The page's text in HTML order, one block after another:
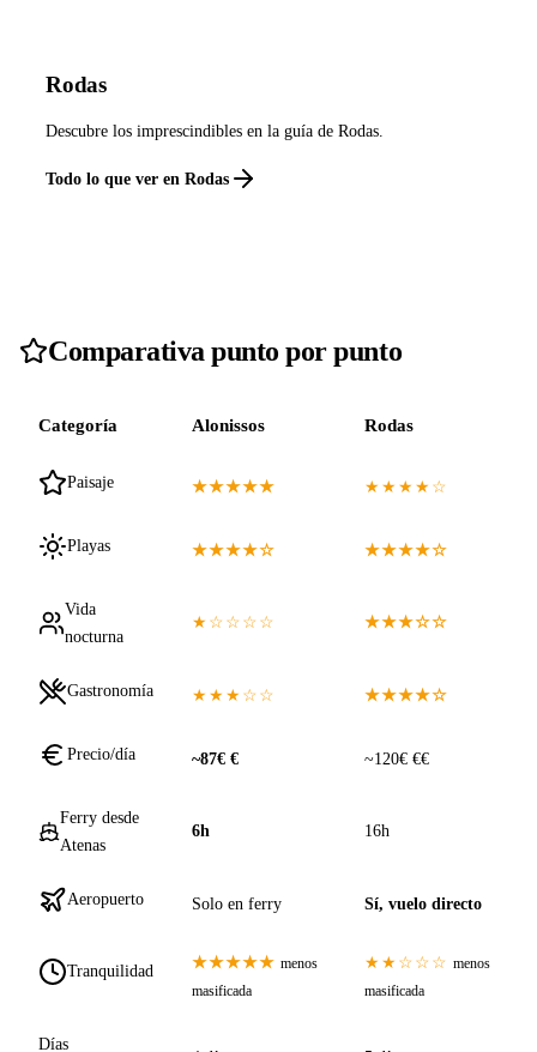
Rodas
Descubre los imprescindibles en la guía de Rodas.
Todo lo que ver en Rodas
Comparativa punto por punto
Categoría Alonissos Rodas
Paisaje ★★★★★ ★★★★☆
Playas ★★★★☆ ★★★★☆
Vida
nocturna
★☆☆☆☆ ★★★☆☆
Gastronomía ★★★☆☆ ★★★★☆
Precio/día ~87€ € ~120€ €€
Ferry desde
Atenas
6h 16h
Aeropuerto Solo en ferry Sí, vuelo directo
Tranquilidad ★★★★★ menos
masificada
★★☆☆☆ menos
masificada
Días